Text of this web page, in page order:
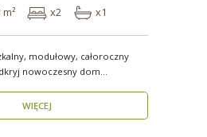
m² x2 x1
modułowy, całoroczny
WIĘCEJ